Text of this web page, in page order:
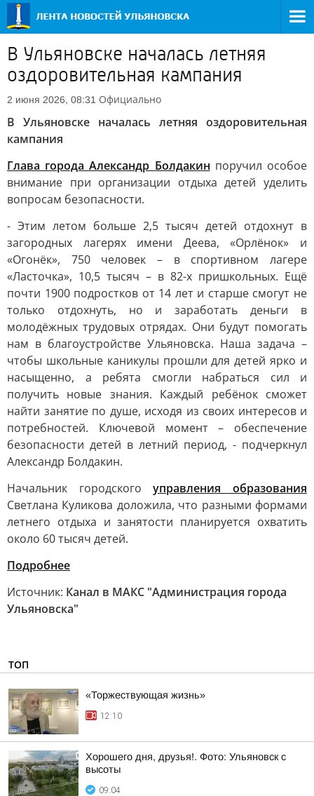
В Ульяновске началась летняя
оздоровительная кампания
2 июня 2026, 08:31 Официально
В Ульяновске началась летняя оздоровительная
кампания
Глава города Александр Болдакин поручил особое
внимание при организации отдыха детей уделить
вопросам безопасности.
- Этим летом больше 2,5 тысяч детей отдохнут в
загородных лагерях имени Деева, «Орлёнок» и
«Огонёк», 750 человек – в спортивном лагере
«Ласточка», 10,5 тысяч – в 82-х пришкольных. Ещё
почти 1900 подростков от 14 лет и старше смогут не
только отдохнуть, но и заработать деньги в
молодёжных трудовых отрядах. Они будут помогать
нам в благоустройстве Ульяновска. Наша задача –
чтобы школьные каникулы прошли для детей ярко и
насыщенно, а ребята смогли набраться сил и
получить новые знания. Каждый ребёнок сможет
найти занятие по душе, исходя из своих интересов и
потребностей. Ключевой момент – обеспечение
безопасности детей в летний период, - подчеркнул
Александр Болдакин.
Начальник городскогоуправления образования
Светлана Куликова доложила, что разными формами
летнего отдыха и занятости планируется охватить
около 60 тысяч детей.
Подробнее
Источник: Канал в МАКС "Администрация города
Ульяновска"
ТОП
«Торжествующая жизнь»
12:10
Хорошего дня, друзья!. Фото: Ульяновск с
высоты
09:04